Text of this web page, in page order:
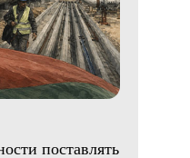
поставлять